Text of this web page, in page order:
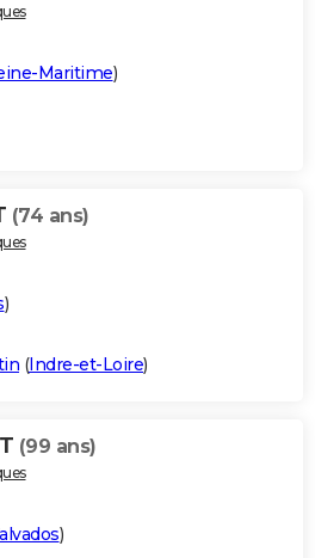
Maritime)
(74 ans)
)
(Indre-et-Loire)
(99 ans)
)